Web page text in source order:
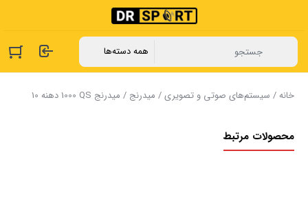
خانه/ سیستم‌های صوتی و تصویری/ میدرنج / میدرنج ‏QS ‏1000 ‏دهنه ‏10 ‏
محصولات مرتبط